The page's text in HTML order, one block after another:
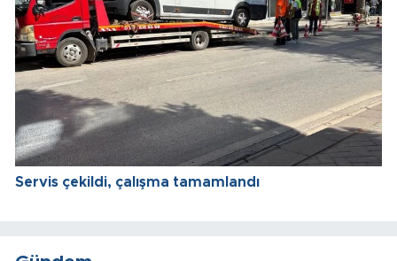
Servis çekildi, çalışma tamamlandı